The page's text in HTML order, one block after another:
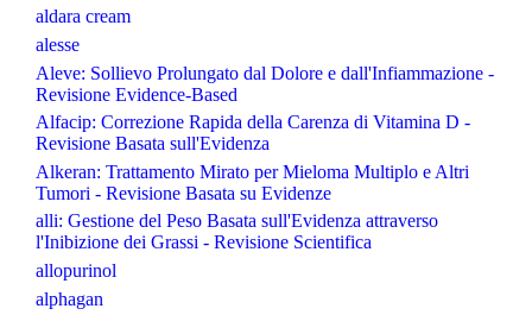
aldara cream
alesse
Aleve: Sollievo Prolungato dal Dolore e dall'Infiammazione -
Revisione Evidence-Based
Alfacip: Correzione Rapida della Carenza di Vitamina D -
Revisione Basata sull'Evidenza
Alkeran: Trattamento Mirato per Mieloma Multiplo e Altri
Tumori - Revisione Basata su Evidenze
alli: Gestione del Peso Basata sull'Evidenza attraverso
l'Inibizione dei Grassi - Revisione Scientifica
allopurinol
alphagan